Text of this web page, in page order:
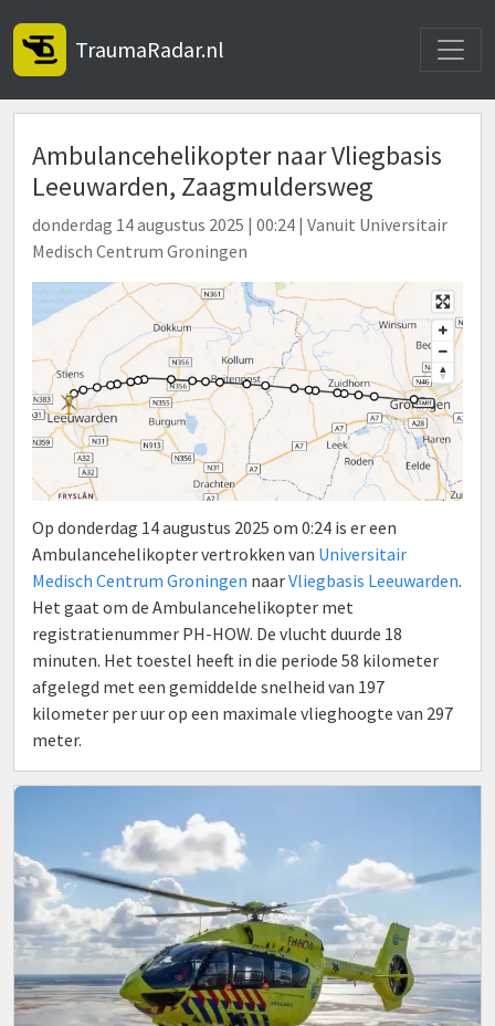
TraumaRadar.nl
Ambulancehelikopter naar Vliegbasis
Leeuwarden, Zaagmuldersweg
donderdag 14 augustus 2025 | 00:24 | Vanuit Universitair
Medisch Centrum Groningen
Op donderdag 14 augustus 2025 om 0:24 is er een
Ambulancehelikopter vertrokken van Universitair
Medisch Centrum Groningen naarVliegbasis Leeuwarden.
Het gaat om de Ambulancehelikopter met
registratienummer PH-HOW. De vlucht duurde 18
minuten. Het toestel heeft in die periode 58 kilometer
afgelegd met een gemiddelde snelheid van 197
kilometer per uur op een maximale vlieghoogte van 297
meter.